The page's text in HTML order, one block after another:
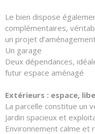
Le bien dispose
complémentaires,
un projet
Un garage
Deux dépendances,
futur espace aménagé
Extérieurs : espace,
La parcelle constitue un
Jardin spacieux et
Environnement calme et